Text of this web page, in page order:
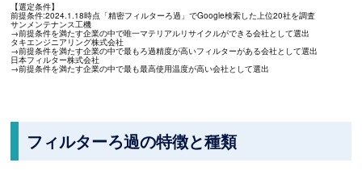
【選定条件】
前提条件:2024.1.18時点「精密フィルターろ過」でGoogle検索した上位20社を調査
サンメンテナンス工機
→前提条件を満たす企業の中で唯一マテリアルリサイクルができる会社として選出
タキエンジニアリング株式会社
→前提条件を満たす企業の中で最もろ過精度が高いフィルターがある会社として選出
日本フィルター株式会社
→前提条件を満たす企業の中で最も最高使用温度が高い会社として選出
フィルターろ過の特徴と種類